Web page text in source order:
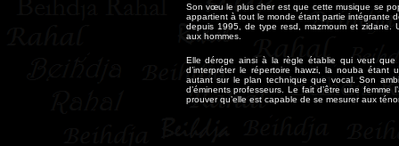
Son vœu le plus cher est que cette musique se
appartient à tout le monde étant partie intégrante
depuis 1995, de type resd, mazmoum et zidane.
aux hommes.
Elle déroge ainsi à la règle établie qui veut
d’interpréter le répertoire hawzi, la nouba étant
autant sur le plan technique que vocal. Son
d’éminents professeurs. Le fait d’être une
prouver qu’elle est capable de se mesurer aux